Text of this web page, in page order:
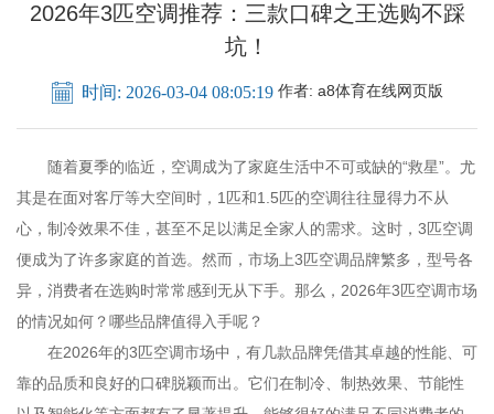
2026年3匹空调推荐：三款口碑之王选购不踩
坑！
时间: 2026-03-04 08:05:19 作者: a8体育在线网页版
随着夏季的临近，空调成为了家庭生活中不可或缺的“救星”。尤
其是在面对客厅等大空间时，1匹和1.5匹的空调往往显得力不从
心，制冷效果不佳，甚至不足以满足全家人的需求。这时，3匹空调
便成为了许多家庭的首选。然而，市场上3匹空调品牌繁多，型号各
异，消费者在选购时常常感到无从下手。那么，2026年3匹空调市场
的情况如何？哪些品牌值得入手呢？
在2026年的3匹空调市场中，有几款品牌凭借其卓越的性能、可
靠的品质和良好的口碑脱颖而出。它们在制冷、制热效果、节能性